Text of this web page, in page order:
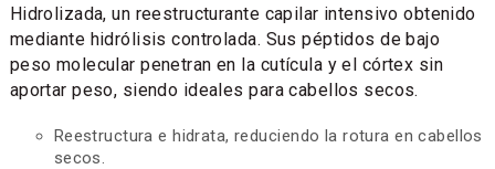
Hidrolizada, un reestructurante capilar intensivo obtenido
mediante hidrólisis controlada. Sus péptidos de bajo
peso molecular penetran en la cutícula y el córtex sin
aportar peso, siendo ideales para cabellos secos.
Reestructura e hidrata, reduciendo la rotura en cabellos
secos.